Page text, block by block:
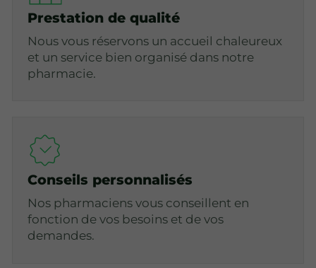
Prestation de qualité
Nous vous réservons un accueil chaleureux
et un service bien organisé dans notre
pharmacie.
Conseils personnalisés
Nos pharmaciens vous conseillent en
fonction de vos besoins et de vos
demandes.